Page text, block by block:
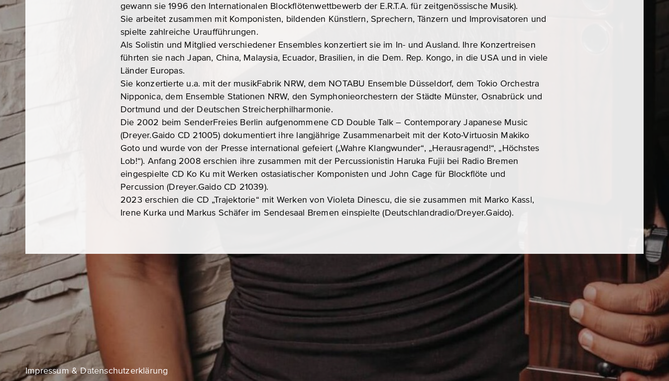
gewann sie 1996 den Internationalen Blockflötenwettbewerb der E.R.T.A. für zeitgenössische Musik).
Sie arbeitet zusammen mit Komponisten, bildenden Künstlern, Sprechern, Tänzern und Improvisatoren und
spielte zahlreiche Uraufführungen.
Als Solistin und Mitglied verschiedener Ensembles konzertiert sie im In- und Ausland. Ihre Konzertreisen
führten sie nach Japan, China, Malaysia, Ecuador, Brasilien, in die Dem. Rep. Kongo, in die USA und in viele
Länder Europas.
Sie konzertierte u.a. mit der musikFabrik NRW, dem NOTABU Ensemble Düsseldorf, dem Tokio Orchestra
Nipponica, dem Ensemble Stationen NRW, den Symphonieorchestern der Städte Münster, Osnabrück und
Dortmund und der Deutschen Streicherphilharmonie.
Die 2002 beim SenderFreies Berlin aufgenommene CD Double Talk – Contemporary Japanese Music
(Dreyer.Gaido CD 21005) dokumentiert ihre langjährige Zusammenarbeit mit der Koto-Virtuosin Makiko
Goto und wurde von der Presse international gefeiert („Wahre Klangwunder“, „Herausragend!“, „Höchstes
Lob!“). Anfang 2008 erschien ihre zusammen mit der Percussionistin Haruka Fujii bei Radio Bremen
eingespielte CD Ko Ku mit Werken ostasiatischer Komponisten und John Cage für Blockflöte und
Percussion (Dreyer.Gaido CD 21039).
2023 erschien die CD „Trajektorie“ mit Werken von Violeta Dinescu, die sie zusammen mit Marko Kassl,
Irene Kurka und Markus Schäfer im Sendesaal Bremen einspielte (Deutschlandradio/Dreyer.Gaido).
Impressum & Datenschutzerklärung